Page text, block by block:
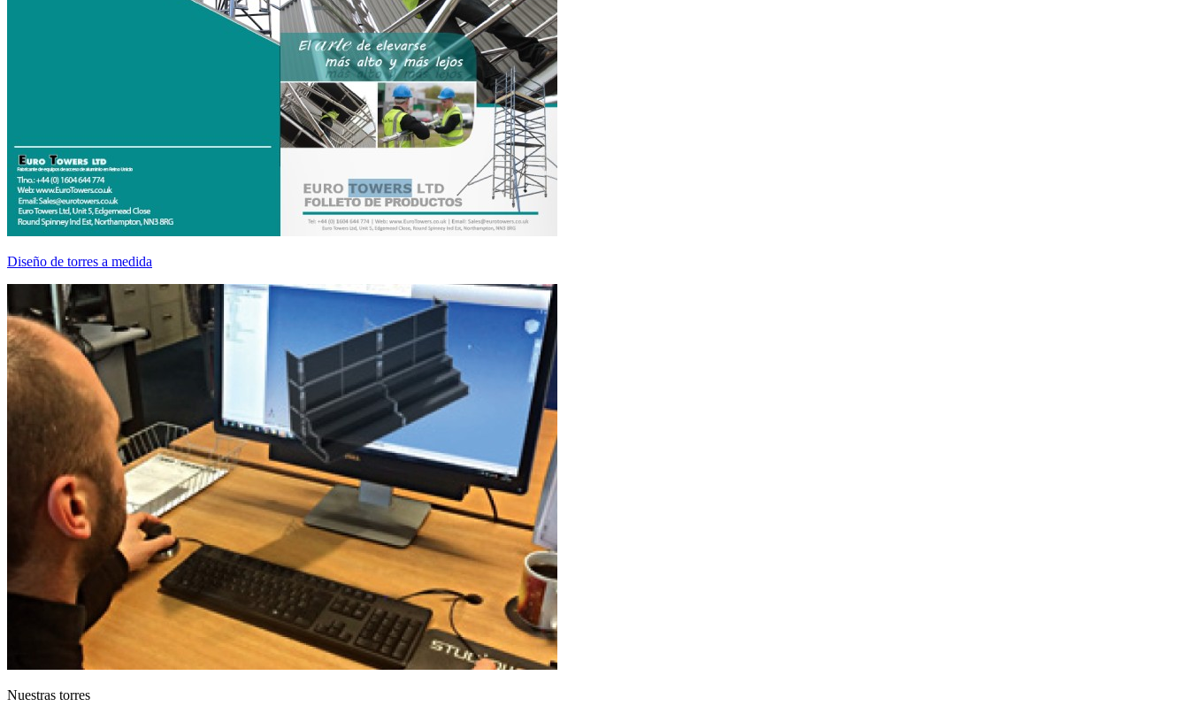
Diseño de torres a medida
Nuestras torres